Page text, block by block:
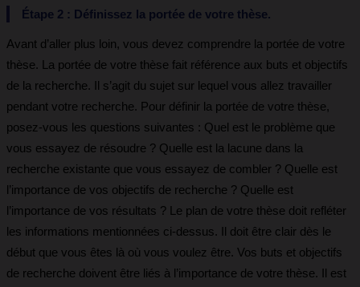
Étape 2 : Définissez la portée de votre thèse.
Avant d’aller plus loin, vous devez comprendre la portée de votre
thèse. La portée de votre thèse fait référence aux buts et objectifs
de la recherche. Il s’agit du sujet sur lequel vous allez travailler
pendant votre recherche. Pour définir la portée de votre thèse,
posez-vous les questions suivantes : Quel est le problème que
vous essayez de résoudre ? Quelle est la lacune dans la
recherche existante que vous essayez de combler ? Quelle est
l’importance de vos objectifs de recherche ? Quelle est
l’importance de vos résultats ? Le plan de votre thèse doit refléter
les informations mentionnées ci-dessus. Il doit être clair dès le
début que vous êtes là où vous voulez être. Vos buts et objectifs
de recherche doivent être liés à l’importance de votre thèse. Il est